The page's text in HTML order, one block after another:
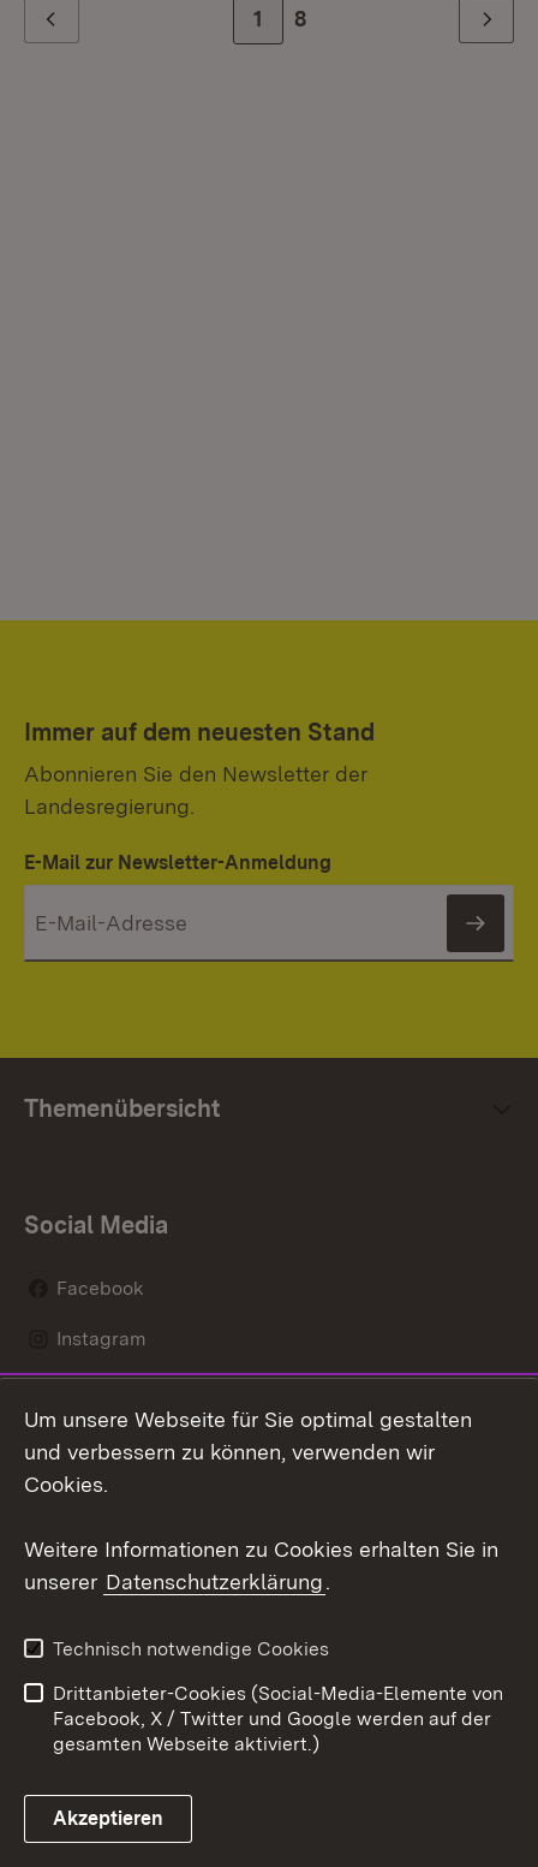
Zur Seite
1 Zur letzten Seite
8 Weiter
Immer auf dem neuesten Stand
Abonnieren Sie den Newsletter der
Landesregierung.
E-Mail zur Newsletter-Anmeldung
Themenübersicht
Social Media
Facebook
Instagram
Social Wall
Youtube
Link zum Landesportal
Kontakt
Datenschutz
Barrierefreiheit
Impressum Cookies
Um unsere Webseite für Sie optimal gestalten
und verbessern zu können, verwenden wir
Cookies.
Weitere Informationen zu Cookies erhalten Sie in
unserer Datenschutzerklärung.
Technisch notwendige Cookies
Drittanbieter-Cookies (Social-Media-Elemente von
Facebook, X / Twitter und Google werden auf der
gesamten Webseite aktiviert.)
Akzeptieren